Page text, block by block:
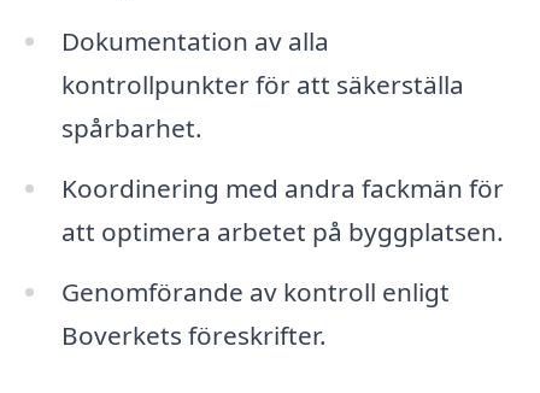
Dokumentation av alla
kontrollpunkter för att säkerställa
spårbarhet.
Koordinering med andra fackmän för
att optimera arbetet på byggplatsen.
Genomförande av kontroll enligt
Boverkets föreskrifter.